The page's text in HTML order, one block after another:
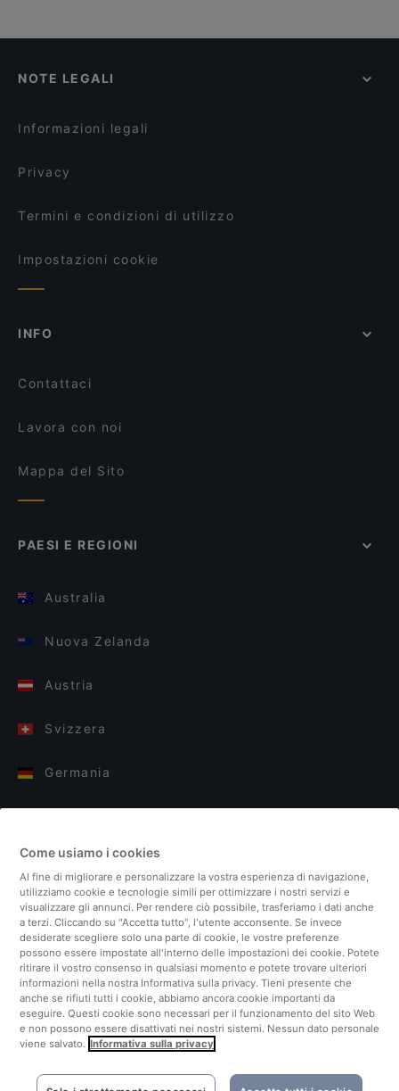
NOTE LEGALI
Informazioni legali
Privacy
Termini e condizioni di utilizzo
Impostazioni cookie
INFO
Contattaci
Lavora con noi
Mappa del Sito
PAESI E REGIONI
Australia
Nuova Zelanda
Austria
Svizzera
Germania
Finlandia
Regno Unito
Turchia
Paesi Bassi
Singapore
Come usiamo i cookies
Al fine di migliorare e personalizzare la vostra esperienza di navigazione,
utilizziamo cookie e tecnologie simili per ottimizzare i nostri servizi e
visualizzare gli annunci. Per rendere ciò possibile, trasferiamo i dati anche
a terzi. Cliccando su "Accetta tutto", l'utente acconsente. Se invece
desiderate scegliere solo una parte di cookie, le vostre preferenze
possono essere impostate all'interno delle impostazioni dei cookie. Potete
ritirare il vostro consenso in qualsiasi momento e potete trovare ulteriori
informazioni nella nostra Informativa sulla privacy. Tieni presente che
anche se rifiuti tutti i cookie, abbiamo ancora cookie importanti da
eseguire. Questi cookie sono necessari per il funzionamento del sito Web
e non possono essere disattivati ​​nei nostri sistemi. Nessun dato personale
viene salvato. Informativa sulla privacy